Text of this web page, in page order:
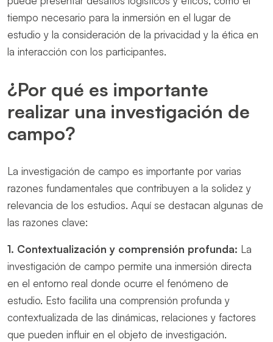
tiempo necesario para la inmersión en el lugar de
estudio y la consideración de la privacidad y la ética en
la interacción con los participantes.
¿Por qué es importante
realizar una investigación de
campo?
La investigación de campo es importante por varias
razones fundamentales que contribuyen a la solidez y
relevancia de los estudios. Aquí se destacan algunas de
las razones clave:
1. Contextualización y comprensión profunda: La
investigación de campo permite una inmersión directa
en el entorno real donde ocurre el fenómeno de
estudio. Esto facilita una comprensión profunda y
contextualizada de las dinámicas, relaciones y factores
que pueden influir en el objeto de investigación.